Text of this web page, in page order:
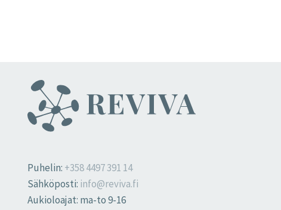
Puhelin: +358 4497 391 14
Sähköposti: info@reviva.fi
Aukioloajat: ma-to 9-16